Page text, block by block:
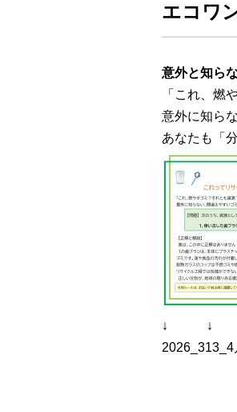
エコワ
意外と知ら
「これ、燃
意外に知ら
あなたも「
↓ ↓ ↓ タ
2026_313_4